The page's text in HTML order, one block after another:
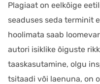
Plagiaat on eelkõige
seaduses seda terminit
hoolimata saab
autori isiklike õiguste
taaskasutamine, olgu
tsitaadi või laenuna, on